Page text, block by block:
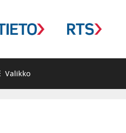
Valikko